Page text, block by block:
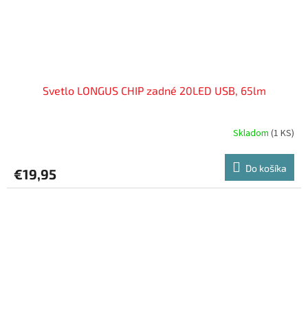
Svetlo LONGUS CHIP zadné 20LED USB, 65lm
Skladom (1 KS)
€19,95 Do košíka